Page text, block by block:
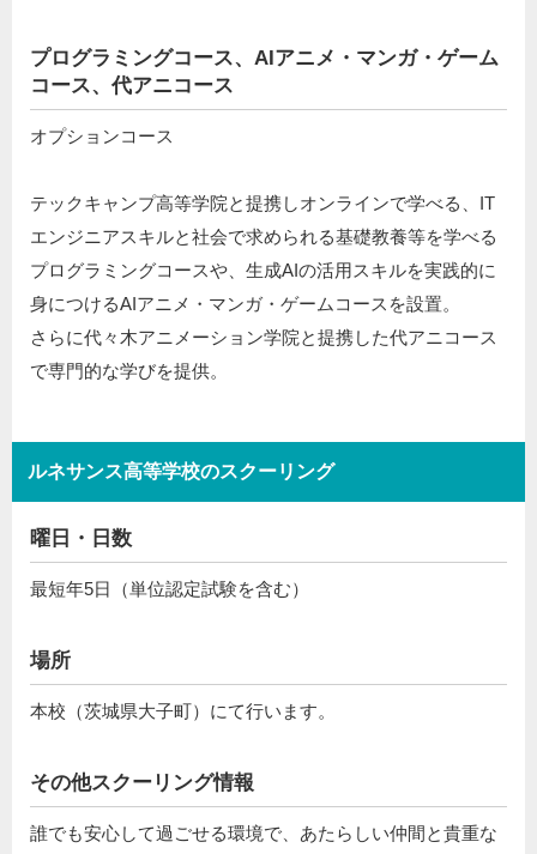
プログラミングコース、AIアニメ・マンガ・ゲーム
コース、代アニコース
オプションコース
テックキャンプ高等学院と提携しオンラインで学べる、IT
エンジニアスキルと社会で求められる基礎教養等を学べる
プログラミングコースや、生成AIの活用スキルを実践的に
身につけるAIアニメ・マンガ・ゲームコースを設置。
さらに代々木アニメーション学院と提携した代アニコース
で専門的な学びを提供。
ルネサンス高等学校のスクーリング
曜日・日数
最短年5日（単位認定試験を含む）
場所
本校（茨城県大子町）にて行います。
その他スクーリング情報
誰でも安心して過ごせる環境で、あたらしい仲間と貴重な